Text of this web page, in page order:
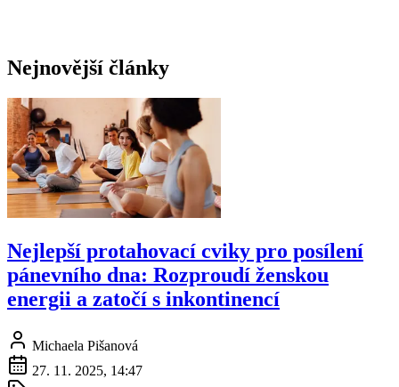
Nejnovější články
Nejlepší protahovací cviky pro posílení
pánevního dna: Rozproudí ženskou
energii a zatočí s inkontinencí
Michaela Pišanová
27. 11. 2025, 14:47